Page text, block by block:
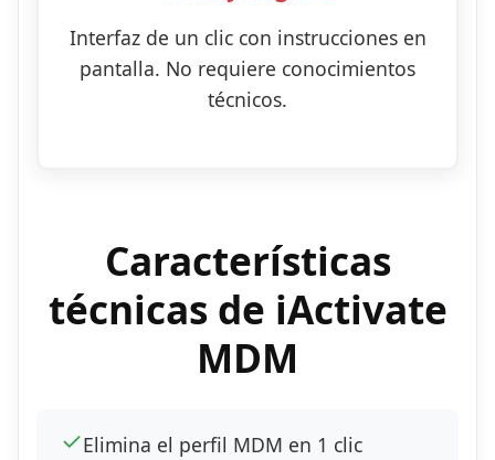
Interfaz de un clic con instrucciones en
pantalla. No requiere conocimientos
técnicos.
Características
técnicas de iActivate
MDM
✓Elimina el perfil MDM en 1 clic